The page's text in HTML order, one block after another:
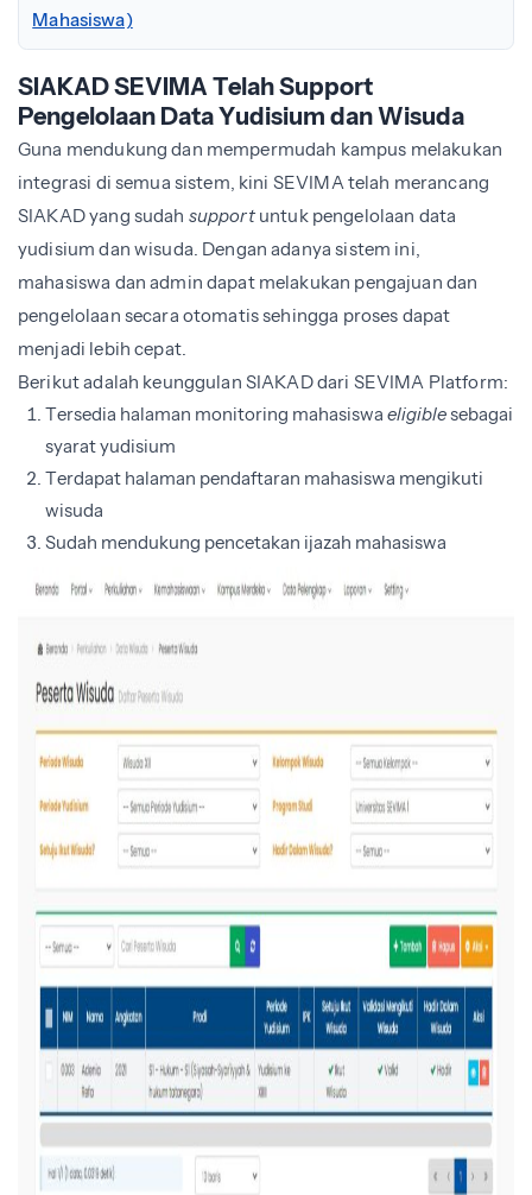
Mahasiswa)
SIAKAD SEVIMA Telah Support
Pengelolaan Data Yudisium dan Wisuda
Guna mendukung dan mempermudah kampus melakukan
integrasi di semua sistem, kini SEVIMA telah merancang
SIAKAD yang sudah support untuk pengelolaan data
yudisium dan wisuda. Dengan adanya sistem ini,
mahasiswa dan admin dapat melakukan pengajuan dan
pengelolaan secara otomatis sehingga proses dapat
menjadi lebih cepat.
Berikut adalah keunggulan SIAKAD dari SEVIMA Platform:
Tersedia halaman monitoring mahasiswa eligiblesebagai
syarat yudisium
Terdapat halaman pendaftaran mahasiswa mengikuti
wisuda
Sudah mendukung pencetakan ijazah mahasiswa